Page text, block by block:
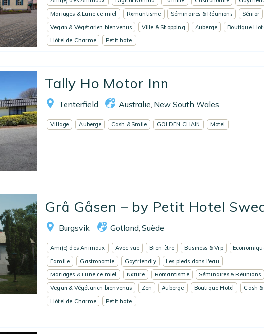
Mariages & Lune de miel
Romantisme Séminaires & Réunions
Sénior
Vegan & Végétarien bienvenus
Ville & Shopping Auberge
Boutique
Hôtel de Charme
Petit hotel
Tally Ho Motor Inn
Tenterfield Australie New South Wales
Village Auberge Cash & Smile GOLDEN CHAIN Motel
Grå Gåsen – by Petit Hotel
Burgsvik Gotland Suède
Ami(e) des Animaux Avec vue Bien-être Business & Vrp
Famille
Gastronomie Gayfriendly
Les pieds dans l'eau
Mariages & Lune de miel
Nature Romantisme
Séminaires & Réunions
Vegan & Végétarien bienvenus
Zen Auberge Boutique Hotel
Cash
Hôtel de Charme
Petit hotel